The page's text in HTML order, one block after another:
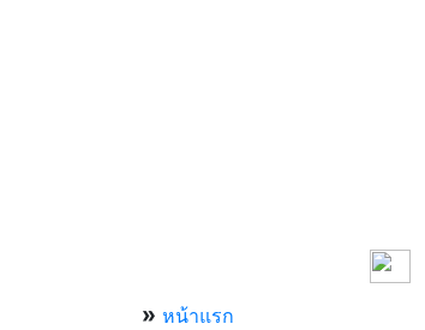
» หน้าแรก